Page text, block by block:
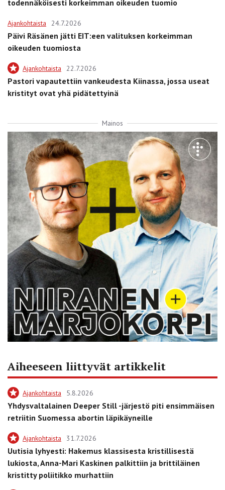
todennäköisesti korkeimman oikeuden tuomio
Ajankohtaista 24.7.2026
Päivi Räsänen jätti EIT:een valituksen korkeimman
oikeuden tuomiosta
Ajankohtaista 22.7.2026
Pastori vapautettiin vankeudesta Kiinassa, jossa useat
kristityt ovat yhä pidätettyinä
Mainos
Aiheeseen liittyvät artikkelit
Ajankohtaista 5.8.2026
Yhdysvaltalainen Deeper Still -järjestö piti ensimmäisen
retriitin Suomessa abortin läpikäyneille
Ajankohtaista 31.7.2026
Uutisia lyhyesti: Hakemus klassisesta kristillisestä
lukiosta, Anna-Mari Kaskinen palkittiin ja brittiläinen
kristitty poliitikko murhattiin